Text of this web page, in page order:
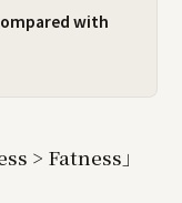
with
> Fatness」